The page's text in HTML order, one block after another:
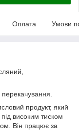
Оплата Умови
перекачування.
продукт, який
високим тиском
Він працює за